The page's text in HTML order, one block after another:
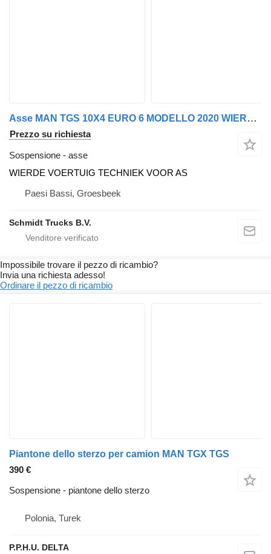
Asse MAN TGS 10X4 EURO 6 MODELLO 2020 WIERDE per camion
Prezzo su richiesta
Sospensione - asse
WIERDE VOERTUIG TECHNIEK VOOR AS
Paesi Bassi, Groesbeek
Schmidt Trucks B.V.
Impossibile trovare il pezzo di ricambio?
Invia una richiesta adesso!
Ordinare il pezzo di ricambio
Piantone dello sterzo per camion MAN TGX TGS
390 €
Sospensione - piantone dello sterzo
Polonia, Turek
P.P.H.U. DELTA